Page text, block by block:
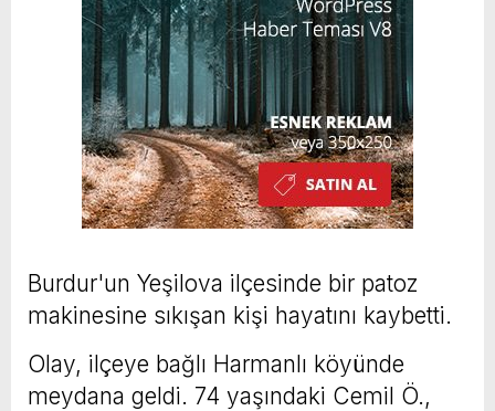
Burdur'un Yeşilova ilçesinde bir patoz
makinesine sıkışan kişi hayatını kaybetti.
Olay, ilçeye bağlı Harmanlı köyünde
meydana geldi. 74 yaşındaki Cemil Ö.,